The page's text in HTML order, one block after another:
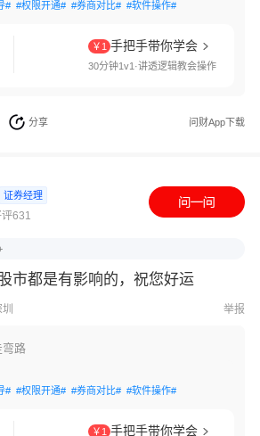
# #权限开通# #券商对比# #软件操作#
￥1 手把手带你学会
30分钟1v1·讲透逻辑教会操作
分享 问财App下载
证券经理
631
市都是有影响的，祝您好运
举报
弯路
# #权限开通# #券商对比# #软件操作#
￥1 手把手带你学会